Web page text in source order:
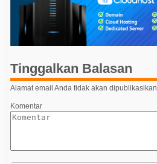
o
s
Tinggalkan Balasan
Alamat email Anda tidak akan dipublikasikan.
Komentar